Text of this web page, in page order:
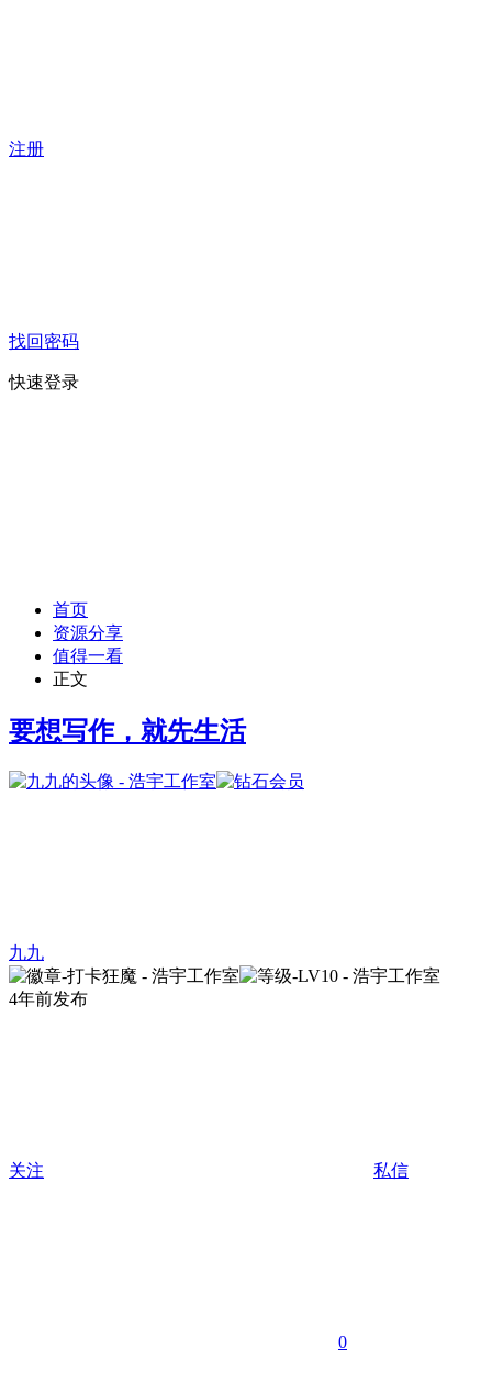
注册
找回密码
快速登录
首页
资源分享
值得一看
正文
要想写作，就先生活
九九
4年前发布
关注 私信
0